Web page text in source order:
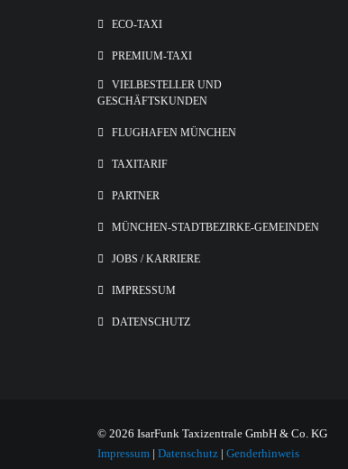
ECO-TAXI
PREMIUM-TAXI
VIELBESTELLER UND
GESCHÄFTSKUNDEN
FLUGHAFEN MÜNCHEN
TAXITARIF
PARTNER
MÜNCHEN-STADTBEZIRKE-GEMEINDEN
JOBS / KARRIERE
IMPRESSUM
DATENSCHUTZ
© 2026 IsarFunk Taxizentrale GmbH & Co. KG
Impressum | Datenschutz | Genderhinweis